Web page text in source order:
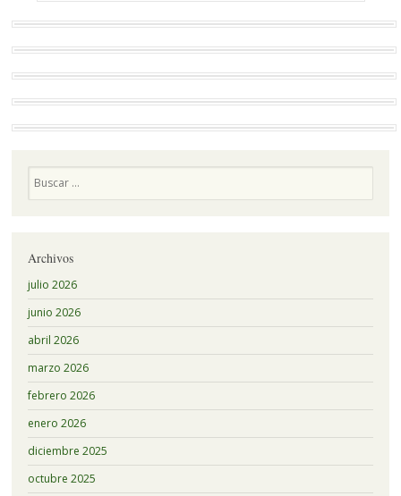
Archivos
julio 2026
junio 2026
abril 2026
marzo 2026
febrero 2026
enero 2026
diciembre 2025
octubre 2025